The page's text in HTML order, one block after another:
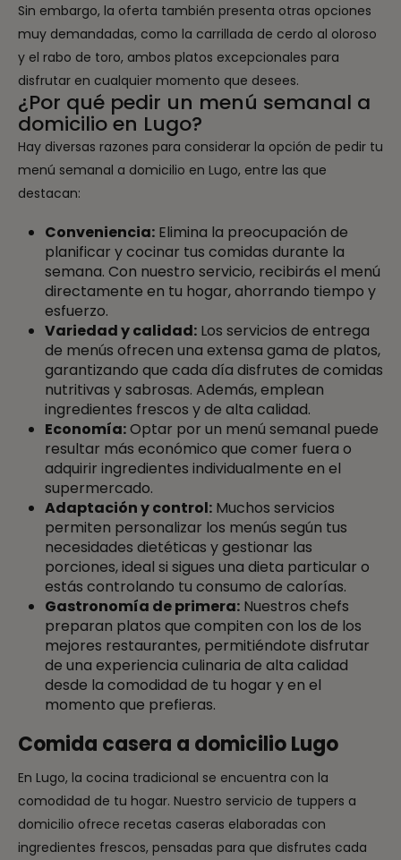
Sin embargo, la oferta también presenta otras opciones
muy demandadas, como la carrillada de cerdo al oloroso
y el rabo de toro, ambos platos excepcionales para
disfrutar en cualquier momento que desees.
¿Por qué pedir un menú semanal a
domicilio en Lugo?
Hay diversas razones para considerar la opción de pedir tu
menú semanal a domicilio en Lugo, entre las que
destacan:
Conveniencia: Elimina la preocupación de
planificar y cocinar tus comidas durante la
semana. Con nuestro servicio, recibirás el menú
directamente en tu hogar, ahorrando tiempo y
esfuerzo.
Variedad y calidad: Los servicios de entrega
de menús ofrecen una extensa gama de platos,
garantizando que cada día disfrutes de comidas
nutritivas y sabrosas. Además, emplean
ingredientes frescos y de alta calidad.
Economía:Optar por un menú semanal puede
resultar más económico que comer fuera o
adquirir ingredientes individualmente en el
supermercado.
Adaptación y control: Muchos servicios
permiten personalizar los menús según tus
necesidades dietéticas y gestionar las
porciones, ideal si sigues una dieta particular o
estás controlando tu consumo de calorías.
Gastronomía de primera: Nuestros chefs
preparan platos que compiten con los de los
mejores restaurantes, permitiéndote disfrutar
de una experiencia culinaria de alta calidad
desde la comodidad de tu hogar y en el
momento que prefieras.
Comida casera a domicilio Lugo
En Lugo, la cocina tradicional se encuentra con la
comodidad de tu hogar. Nuestro servicio de tuppers a
domicilio ofrece recetas caseras elaboradas con
ingredientes frescos, pensadas para que disfrutes cada